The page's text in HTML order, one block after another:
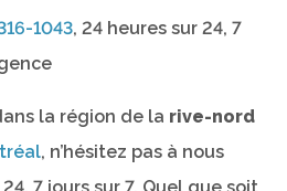
1043, 24 heures sur 24, 7
la région de la rive-nord
, n’hésitez pas à nous
7 jours sur 7. Quel que soit